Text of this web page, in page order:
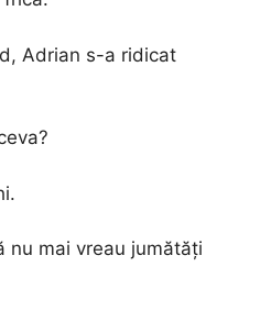
Adrian s-a ridicat
mai vreau jumătăți